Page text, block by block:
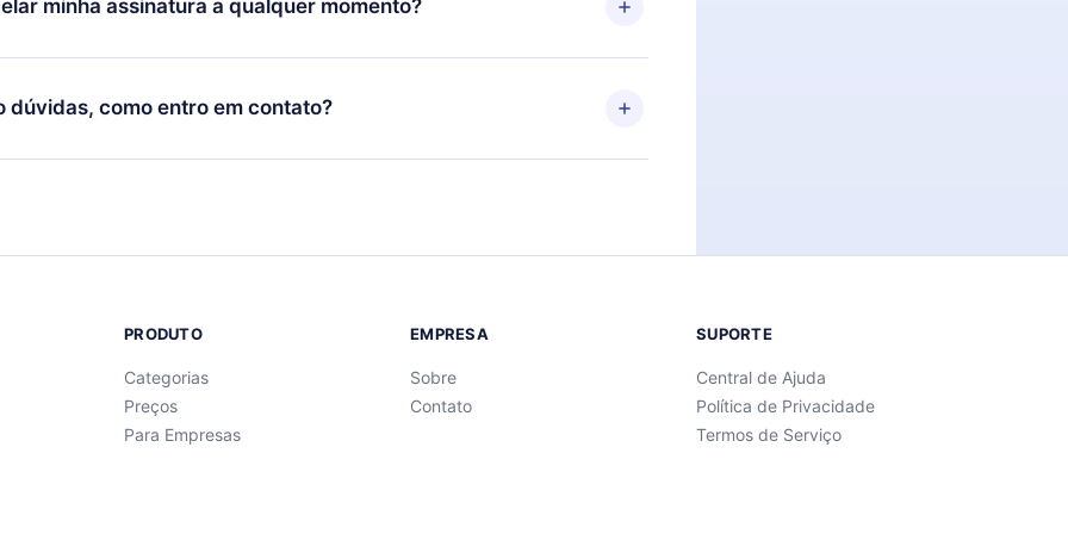
momento através do nosso aplicativo disponível para iOS, Android e
minha assinatura a qualquer momento?
por não renovar sua assinatura do 12min, você pode cancelar a
e o próximo ciclo de cobrança não ocorrerá.
dúvidas, como entro em contato?
para entrar em contato porsupport@12min.com.
PRODUTO
Categorias
Preços
Para Empresas
EMPRESA
Sobre
Contato
SUPORTE
Central de Ajuda
Política de Privacidade
Termos de Serviço